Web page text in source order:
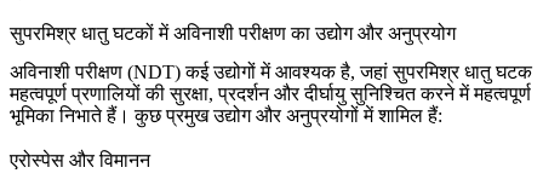
सुपरमिश्र धातु घटकों में अविनाशी परीक्षण का उद्योग और अनुप्रयोग
अविनाशी परीक्षण (NDT) कई उद्योगों में आवश्यक है, जहां सुपरमिश्र धातु घटक
महत्वपूर्ण प्रणालियों की सुरक्षा, प्रदर्शन और दीर्घायु सुनिश्चित करने में महत्वपूर्ण
भूमिका निभाते हैं। कुछ प्रमुख उद्योग और अनुप्रयोगों में शामिल हैं:
एरोस्पेस और विमानन